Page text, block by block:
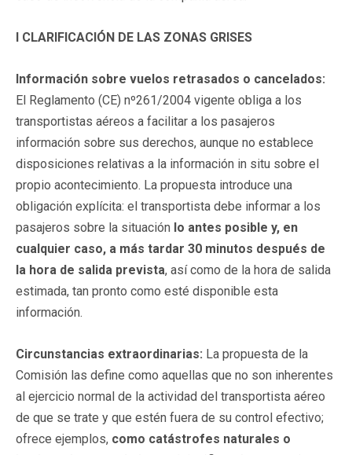
I CLARIFICACIÓN DE LAS ZONAS GRISES
Información sobre vuelos retrasados o cancelados:
El Reglamento (CE) nº261/2004 vigente obliga a los
transportistas aéreos a facilitar a los pasajeros
información sobre sus derechos, aunque no establece
disposiciones relativas a la información in situ sobre el
propio acontecimiento. La propuesta introduce una
obligación explícita: el transportista debe informar a los
pasajeros sobre la situación lo antes posible y, en
cualquier caso, a más tardar 30 minutos después de
la hora de salida prevista, así como de la hora de salida
estimada, tan pronto como esté disponible esta
información.
Circunstancias extraordinarias: La propuesta de la
Comisión las define como aquellas que no son inherentes
al ejercicio normal de la actividad del transportista aéreo
de que se trate y que estén fuera de su control efectivo;
ofrece ejemplos, como catástrofes naturales o